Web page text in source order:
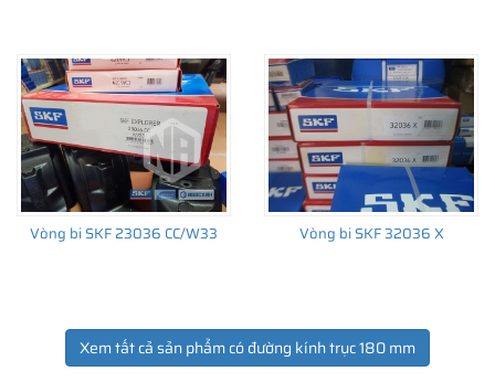
THÔNG TIN HỮU ÍCH
•Vòng bi SKF chính hãng, Những lưu ý cơ bản trước khi mua hàng
Xuất xứ vòng bi SKF chính hãng ở đâu?
•Chất lượng vòng bi SKF chính hãng
Vòng bi SKF 23036 CC/W33 Vòng bi SKF 32036 X
Xem tất cả sản phẩm có đường kính trục 180 mm